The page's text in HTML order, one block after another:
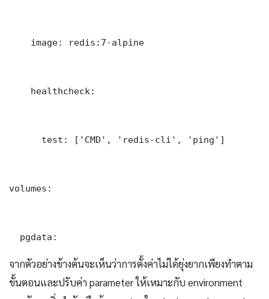
    image: redis:7-alpine
    healthcheck:
      test: ['CMD', 'redis-cli', 'ping']
volumes:
  pgdata:
จากตัวอย่างข้างต้นจะเห็นว่าการตั้งค่าไม่ได้ยุ่งยากเพียงทำตาม
ขั้นตอนและปรับค่า parameter ให้เหมาะกับ environment